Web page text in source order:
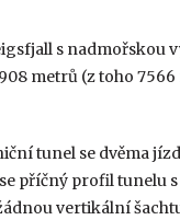
s nadmořskou
metrů (z toho
tunel se dvěma
příčný profil tunelu s
vertikální